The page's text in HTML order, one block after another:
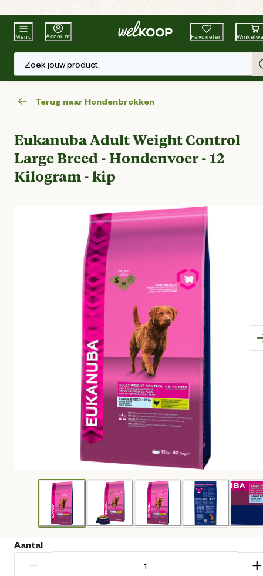
Beste WinkelketenTuin & Dier
Menu Account Favorieten
Zoek jouw product.
Terug naar Hondenbrokken
Eukanuba Adult Weight Control
Large Breed - Hondenvoer - 12
Kilogram - kip
Aantal
− +